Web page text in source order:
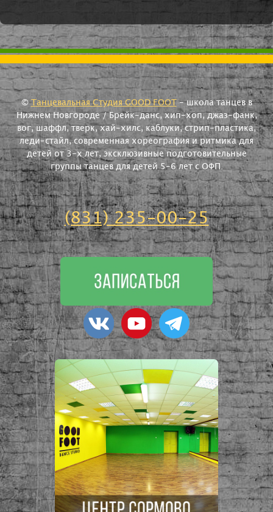
©Танцевальная Студия GOOD FOOT- школа танцев в
Нижнем Новгороде / Брейк-данс, хип-хоп, джаз-фанк,
вог, шаффл, тверк, хай-хилс, каблуки, стрип-пластика,
леди-стайл, современная хореография и ритмика для
детей от 3-х лет, эксклюзивные подготовительные
группы танцев для детей 5-6 лет с ОФП.
(831) 235-00-25